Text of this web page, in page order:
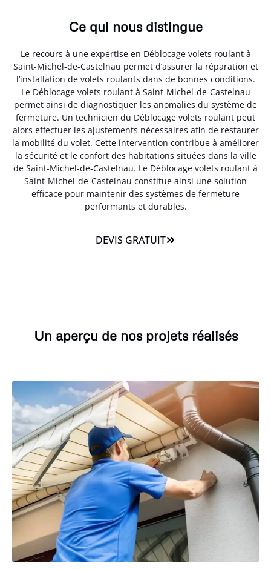
Ce qui nous distingue
Le recours à une expertise en Déblocage volets roulant à
Saint-Michel-de-Castelnau permet d’assurer la réparation et
l’installation de volets roulants dans de bonnes conditions.
Le Déblocage volets roulant à Saint-Michel-de-Castelnau
permet ainsi de diagnostiquer les anomalies du système de
fermeture. Un technicien du Déblocage volets roulant peut
alors effectuer les ajustements nécessaires afin de restaurer
la mobilité du volet. Cette intervention contribue à améliorer
la sécurité et le confort des habitations situées dans la ville
de Saint-Michel-de-Castelnau. Le Déblocage volets roulant à
Saint-Michel-de-Castelnau constitue ainsi une solution
efficace pour maintenir des systèmes de fermeture
performants et durables.
DEVIS GRATUIT
Un aperçu de nos projets réalisés